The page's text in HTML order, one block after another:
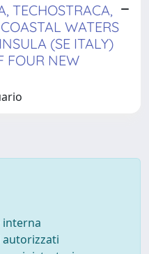
TECHOSTRACA,
WATERS
(SE ITALY)
FOUR NEW
interna